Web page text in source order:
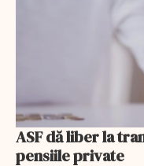
ASF dă liber la
pensiile private